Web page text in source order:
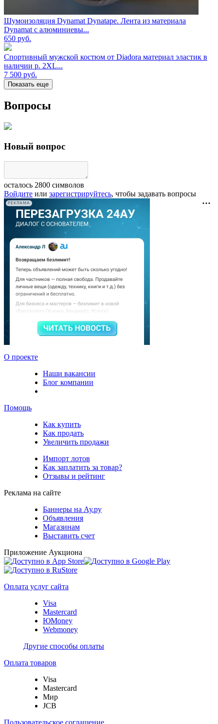
Шумоизоляция Dynamat Dynatape. Лента из материала
Dynamat с алюминиевы...
650 руб.
Спортивный мужской костюм от Diadora материал эластик в
наличии р. 2XL...
7 500 руб.
Показать еще
Вопросы
Новый вопрос
осталось 2800 символов
Войдите или зарегистрируйтесь, чтобы задавать вопросы
РЕКЛАМА
О проекте
Наши вакансии
Блог компании
Помощь
Как купить
Как продать
Увеличить продажи
Импорт лотов
Как заплатить за товар?
Отзывы и рейтинг
Реклама на сайте
Баннеры на Ау.ру
Объявления
Магазинам
Выставить счет
Приложение Аукциона
Оплата услуг сайта
Visa
Mastercard
ЮMoney
Webmoney
Другие способы оплаты
Оплата товаров
Visa
Mastercard
Мир
JCB
Пользовательское соглашение